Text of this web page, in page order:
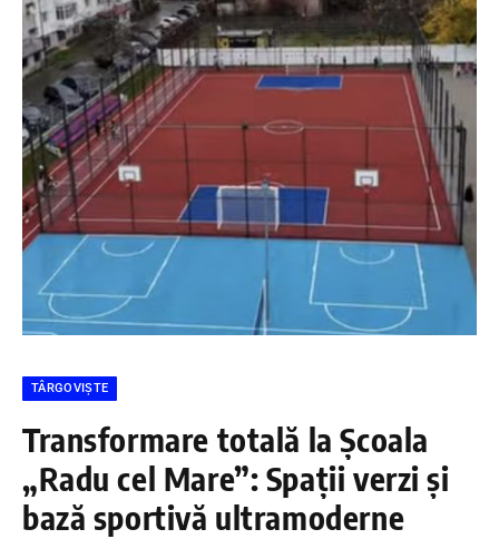
TÂRGOVIȘTE
Transformare totală la Școala
„Radu cel Mare”: Spații verzi și
bază sportivă ultramoderne